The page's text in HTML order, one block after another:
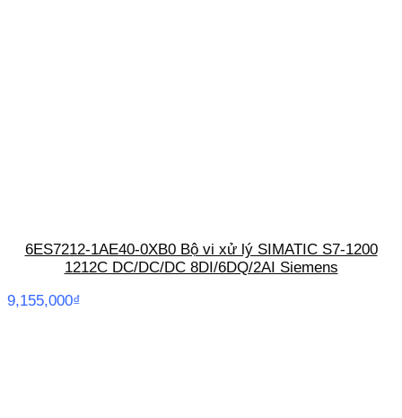
6ES7212-1AE40-0XB0 Bộ vi xử lý SIMATIC S7-1200
1212C DC/DC/DC 8DI/6DQ/2AI Siemens
9,155,000₫